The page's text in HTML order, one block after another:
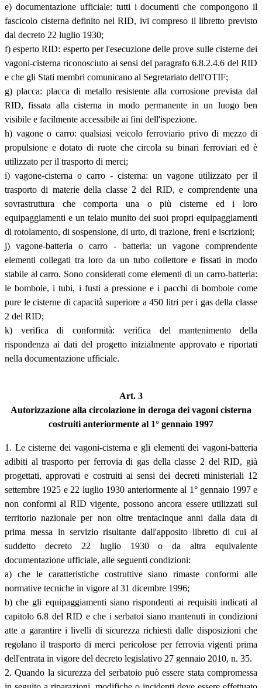
e) documentazione ufficiale: tutti i documenti che compongono il
fascicolo cisterna definito nel RID, ivi compreso il libretto previsto
dal decreto 22 luglio 1930;
f) esperto RID: esperto per l'esecuzione delle prove sulle cisterne dei
vagoni-cisterna riconosciuto ai sensi del paragrafo 6.8.2.4.6 del RID
e che gli Stati membri comunicano al Segretariato dell'OTIF;
g) placca: placca di metallo resistente alla corrosione prevista dal
RID, fissata alla cisterna in modo permanente in un luogo ben
visibile e facilmente accessibile ai fini dell'ispezione.
h) vagone o carro: qualsiasi veicolo ferroviario privo di mezzo di
propulsione e dotato di ruote che circola su binari ferroviari ed è
utilizzato per il trasporto di merci;
i) vagone-cisterna o carro - cisterna: un vagone utilizzato per il
trasporto di materie della classe 2 del RID, e comprendente una
sovrastruttura che comporta una o più cisterne ed i loro
equipaggiamenti e un telaio munito dei suoi propri equipaggiamenti
di rotolamento, di sospensione, di urto, di trazione, freni e iscrizioni;
j) vagone-batteria o carro - batteria: un vagone comprendente
elementi collegati tra loro da un tubo collettore e fissati in modo
stabile al carro. Sono considerati come elementi di un carro-batteria:
le bombole, i tubi, i fusti a pressione e i pacchi di bombole come
pure le cisterne di capacità superiore a 450 litri per i gas della classe
2 del RID;
k) verifica di conformità: verifica del mantenimento della
rispondenza ai dati del progetto inizialmente approvato e riportati
nella documentazione ufficiale.
Art. 3
Autorizzazione alla circolazione in deroga dei vagoni cisterna
costruiti anteriormente al 1° gennaio 1997
1. Le cisterne dei vagoni-cisterna e gli elementi dei vagoni-batteria
adibiti al trasporto per ferrovia di gas della classe 2 del RID, già
progettati, approvati e costruiti ai sensi dei decreti ministeriali 12
settembre 1925 e 22 luglio 1930 anteriormente al 1° gennaio 1997 e
non conformi al RID vigente, possono ancora essere utilizzati sul
territorio nazionale per non oltre trentacinque anni dalla data di
prima messa in servizio risultante dall'apposito libretto di cui al
suddetto decreto 22 luglio 1930 o da altra equivalente
documentazione ufficiale, alle seguenti condizioni:
a) che le caratteristiche costruttive siano rimaste conformi alle
normative tecniche in vigore al 31 dicembre 1996;
b) che gli equipaggiamenti siano rispondenti ai requisiti indicati al
capitolo 6.8 del RID e che i serbatoi siano mantenuti in condizioni
atte a garantire i livelli di sicurezza richiesti dalle disposizioni che
regolano il trasporto di merci pericolose per ferrovia vigenti prima
dell'entrata in vigore del decreto legislativo 27 gennaio 2010, n. 35.
2. Quando la sicurezza del serbatoio può essere stata compromessa